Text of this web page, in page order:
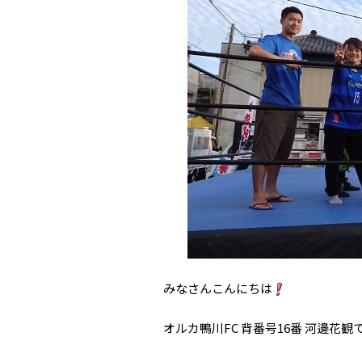
みなさんこんにちは
オルカ鴨川FC 背番号16番 河邊花観